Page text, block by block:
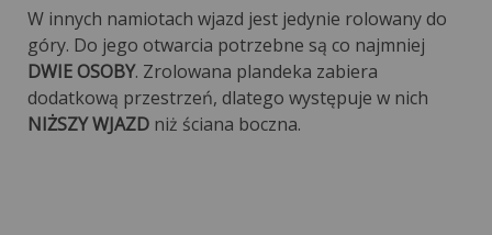
W innych namiotach wjazd jest jedynie rolowany do
góry. Do jego otwarcia potrzebne są co najmniej
DWIE OSOBY. Zrolowana plandeka zabiera
dodatkową przestrzeń, dlatego występuje w nich
NIŻSZY WJAZD niż ściana boczna.